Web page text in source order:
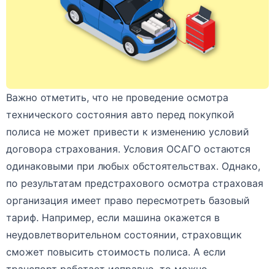
Важно отметить, что не проведение осмотра
технического состояния авто перед покупкой
полиса не может привести к изменению условий
договора страхования. Условия ОСАГО остаются
одинаковыми при любых обстоятельствах. Однако,
по результатам предстрахового осмотра страховая
организация имеет право пересмотреть базовый
тариф. Например, если машина окажется в
неудовлетворительном состоянии, страховщик
сможет повысить стоимость полиса. А если